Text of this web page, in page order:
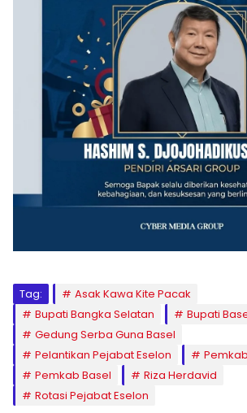
Tag:
Asak Kawa Kite Pacak
Bupati Bangka Selatan
Bupati
Gedung Serba Guna Basel
Pelantikan Pejabat Eselon
Pemkab Basel
Riza Herdavid
Rotasi Pejabat Eselon